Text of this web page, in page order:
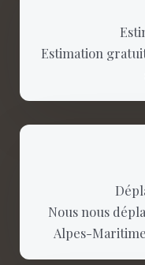
Estimation
Nous nous
Alpes-